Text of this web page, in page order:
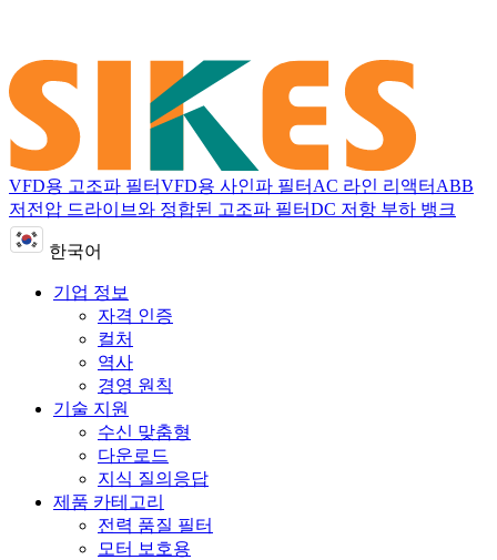
VFD용 고조파 필터VFD용 사인파 필터 AC 라인 리액터 ABB
저전압 드라이브와 정합된 고조파 필터DC 저항 부하 뱅크
한국어
기업 정보
자격 인증
컬처
역사
경영 원칙
기술 지원
수신 맞춤형
다운로드
지식 질의응답
제품 카테고리
전력 품질 필터
모터 보호용